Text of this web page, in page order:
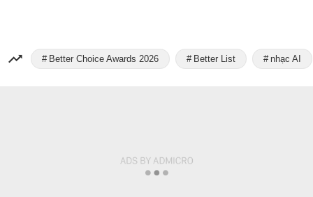
Better Choice Awards 2026 Better List nhạc AI